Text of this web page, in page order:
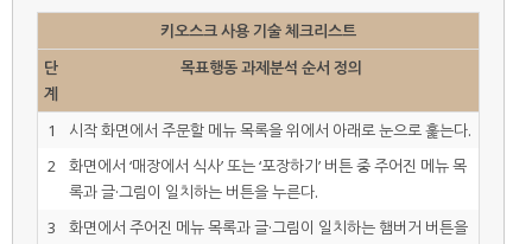
키오스크 사용 기술 체크리스트
단
계
목표행동 과제분석 순서 정의
1
시작 화면에서 주문할 메뉴 목록을 위에서 아래로 눈으로 훑는다.
2
화면에서 ‘매장에서 식사’ 또는 ‘포장하기’ 버튼 중 주어진 메뉴 목
록과 글·그림이 일치하는 버튼을 누른다.
3
화면에서 주어진 메뉴 목록과 글·그림이 일치하는 햄버거 버튼을